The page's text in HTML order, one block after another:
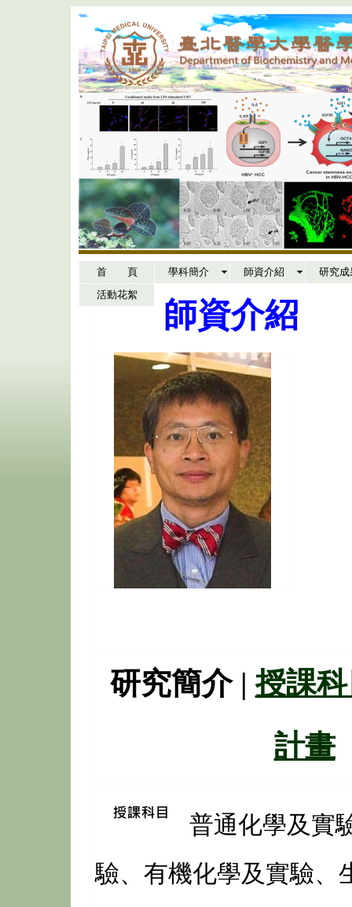
首 頁 學科簡介 師資介紹
研究成
活動花絮
師資介紹
研究簡介 |授課
計畫
普通化學及實
驗、有機化學及實驗、